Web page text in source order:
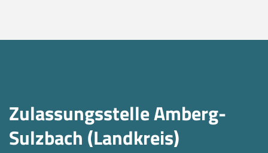
Zulassungsstelle Amberg-
Sulzbach (Landkreis)